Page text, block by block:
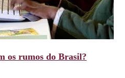
os rumos do Brasil?